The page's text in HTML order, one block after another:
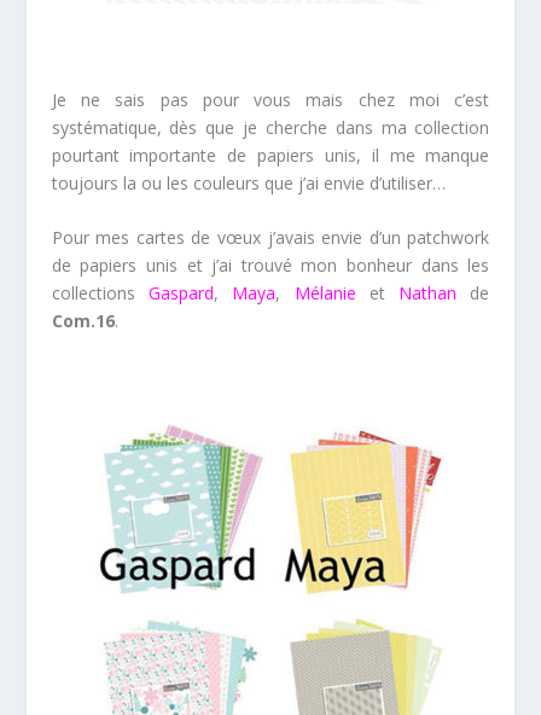
Je ne sais pas pour vous mais chez moi c’est
systématique, dès que je cherche dans ma collection
pourtant importante de papiers unis, il me manque
toujours la ou les couleurs que j’ai envie d’utiliser…
Pour mes cartes de vœux j’avais envie d’un patchwork
de papiers unis et j’ai trouvé mon bonheur dans les
collections Gaspard, Maya, Mélanie et Nathan de
Com.16.